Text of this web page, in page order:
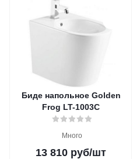
Биде напольное Golden
Frog LT-1003С
Много
13 810 руб/шт